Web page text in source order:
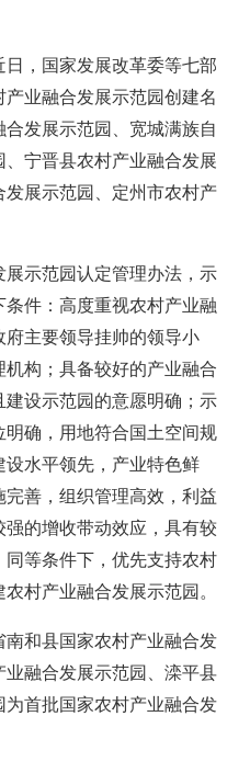
，国家发展改革委等七部
业融合发展示范园创建名
发展示范园、宽城满族自
宁晋县农村产业融合发展
展示范园、定州市农村产
示范园认定管理办法，示
件：高度重视农村产业融
主要领导挂帅的领导小
构；具备较好的产业融合
设示范园的意愿明确；示
确，用地符合国土空间规
水平领先，产业特色鲜
善，组织管理高效，利益
的增收带动效应，具有较
等条件下，优先支持农村
村产业融合发展示范园。
和县国家农村产业融合发
融合发展示范园、滦平县
首批国家农村产业融合发